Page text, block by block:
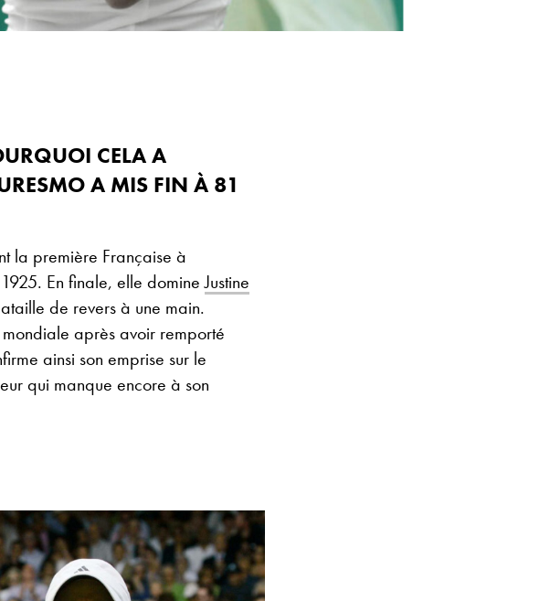
CELA A
A MIS FIN À 81
la première Française à
En finale, elle domineJustine
de revers à une main.
après avoir remporté
ainsi son emprise sur le
qui manque encore à son